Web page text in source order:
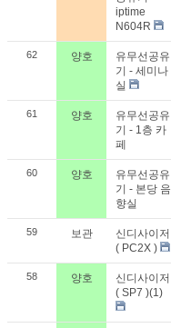
iptime
N604R
62 양호
유무선공유
기 - 세미나
실
61 양호
유무선공유
기 - 1층 카
페
60 양호
유무선공유
기 - 본당 음
향실
59 보관
신디사이저
( PC2X )
58 양호
신디사이저
( SP7 )(1)